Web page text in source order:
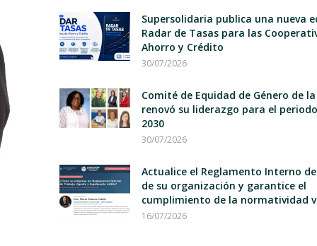
Supersolidaria publica una nueva
Radar de Tasas para las
Ahorro y Crédito
30/07/2026
Comité de Equidad de Género de la
renovó su liderazgo para el
2030
30/07/2026
Actualice el Reglamento Interno
de su organización y garantice el
cumplimiento de la normatividad
16/07/2026